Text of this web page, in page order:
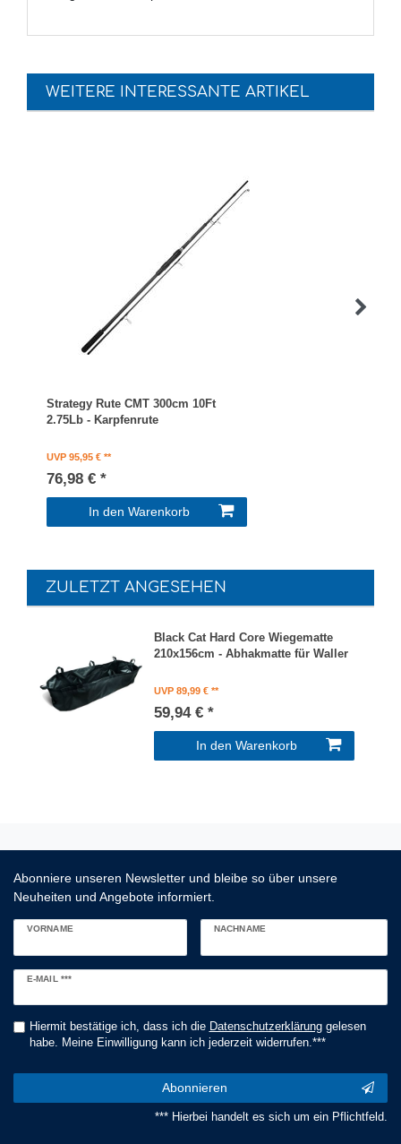
WEITERE INTERESSANTE ARTIKEL
Strategy Rute CMT 300cm 10Ft
2.75Lb - Karpfenrute
UVP 95,95 €
76,98 € *
In den Warenkorb
ZULETZT ANGESEHEN
Black Cat Hard Core Wiegematte
210x156cm - Abhakmatte für Waller
UVP 89,99 €
59,94 € *
In den Warenkorb
Abonniere unseren Newsletter und bleibe so über unsere
Neuheiten und Angebote informiert.
VORNAME NACHNAME
E-MAIL ***
Newsletter
Hiermit bestätige ich, dass ich die Daten­schutz­erklärunggelesen
habe. Meine Einwilligung kann ich jederzeit widerrufen.***
Abonnieren
*** Hierbei handelt es sich um ein Pflichtfeld.